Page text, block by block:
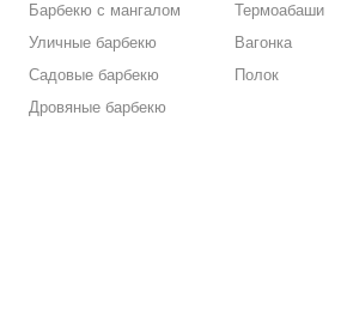
Барбекю с мангалом
Уличные барбекю
Садовые барбекю
Дровяные барбекю
Термоабаши
Вагонка
Полок